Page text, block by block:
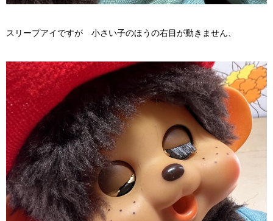
スリープアイですが 小さい子のほうの右目が動きません、